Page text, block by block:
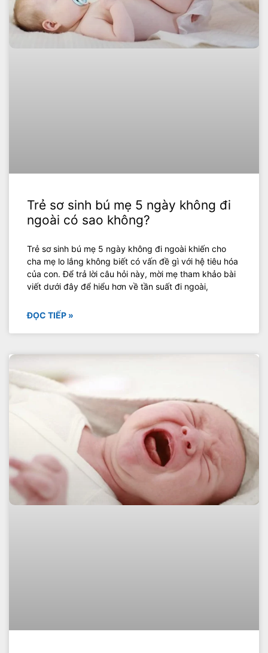
Trẻ sơ sinh bú mẹ 5 ngày không đi
ngoài có sao không?
Trẻ sơ sinh bú mẹ 5 ngày không đi ngoài khiến cho
cha mẹ lo lắng không biết có vấn đề gì với hệ tiêu hóa
của con. Để trả lời câu hỏi này, mời mẹ tham khảo bài
viết dưới đây để hiểu hơn về tần suất đi ngoài,
ĐỌC TIẾP »